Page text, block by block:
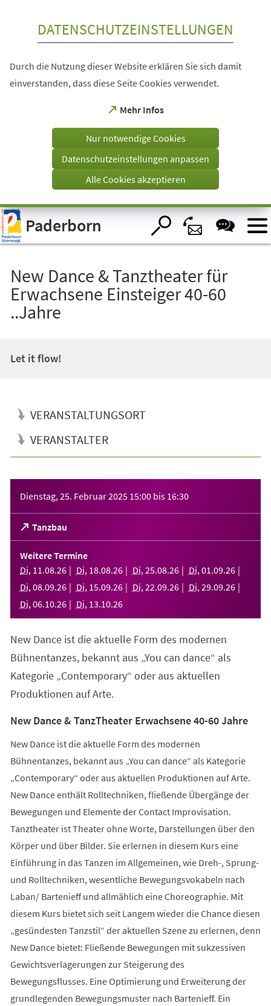
Visuelle
Assistenzsoftware
öffnen.
DATENSCHUTZEINSTELLUNGEN
Durch die Nutzung dieser Website erklären Sie sich damit
einverstanden, dass diese Seite Cookies verwendet.
Mehr Infos
(Öffnet
einem
Tab)
Nur notwendige Cookies
Datenschutzeinstellungen anpassen
Alle Cookies akzeptieren
Paderborn
New Dance & Tanztheater für
Erwachsene Einsteiger 40-60
..Jahre
Let it flow!
VERANSTALTUNGSORT
VERANSTALTER
Dienstag, 25. Februar 2025 15:00 bis 16:30
Tanzbau
(Öffnet
in
einem
neuen
Tab)
Weitere Termine
Di, 11 .08.26 Di, 18.08.26 Di, 25.08.26 Di, 01 .09.26
Di, 08.09.26 Di, 15.09.26 Di, 22.09.26 Di, 29.09.26
Di, 06.10.26 Di, 13.10.26
New Dance ist die aktuelle Form des modernen
Bühnentanzes, bekannt aus „You can dance“ als
Kategorie „Contemporary“ oder aus aktuellen
Produktionen auf Arte.
New Dance & TanzTheater Erwachsene 40-60 Jahre
New Dance ist die aktuelle Form des modernen
Bühnentanzes, bekannt aus „You can dance“ als Kategorie
„Contemporary“ oder aus aktuellen Produktionen auf Arte.
New Dance enthält Rolltechniken, fließende Übergänge der
Bewegungen und Elemente der Contact Improvisation.
Tanztheater ist Theater ohne Worte, Darstellungen über den
Körper und über Bilder. Sie erlernen in diesem Kurs eine
Einführung in das Tanzen im Allgemeinen, wie Dreh-, Sprung-
und Rolltechniken, wesentliche Bewegungsvokabeln nach
Laban/ Bartenieff und allmählich eine Choreographie. Mit
diesem Kurs bietet sich seit Langem wieder die Chance diesen
„gesündesten Tanzstil“ der aktuellen Szene zu erlernen, denn
New Dance bietet: Fließende Bewegungen mit sukzessiven
Gewichtsverlagerungen zur Steigerung des
Bewegungsflusses. Eine Optimierung und Erweiterung der
grundlegenden Bewegungsmuster nach Bartenieff. Ein